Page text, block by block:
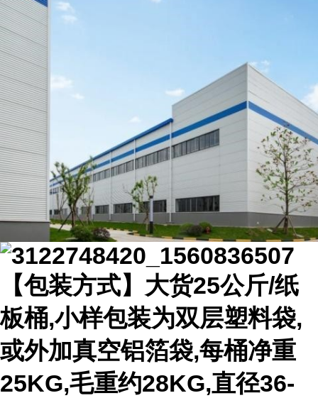
【包装方式】大货25公斤/纸
板桶,小样包装为双层塑料袋,
或外加真空铝箔袋,每桶净重
25KG,毛重约28KG,直径36-